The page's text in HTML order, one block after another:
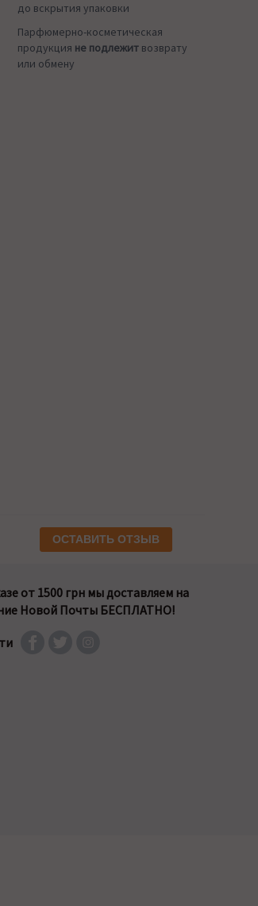
до вскрытия упаковки
Парфюмерно-косметическая
продукция не подлежит возврату
или обмену
ОСТАВИТЬ ОТЗЫВ
от 1500 грн мы доставляем на
Новой Почты БЕСПЛАТНО!